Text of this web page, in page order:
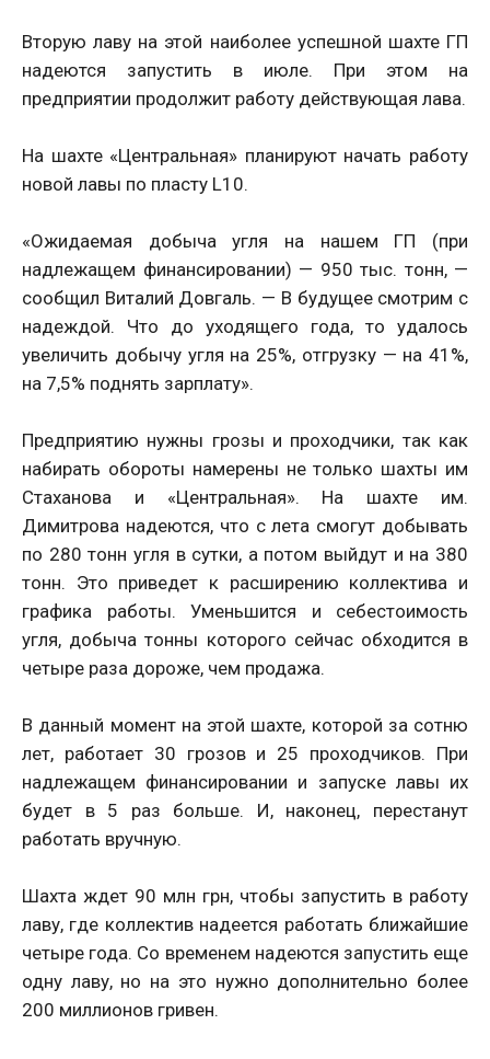
Вторую лаву на этой наиболее успешной шахте ГП
надеются запустить в июле. При этом на
предприятии продолжит работу действующая лава.
На шахте «Центральная» планируют начать работу
новой лавы по пласту L10.
«Ожидаемая добыча угля на нашем ГП (при
надлежащем финансировании) — 950 тыс. тонн, —
сообщил Виталий Довгаль. — В будущее смотрим с
надеждой. Что до уходящего года, то удалось
увеличить добычу угля на 25%, отгрузку — на 41%,
на 7,5% поднять зарплату».
Предприятию нужны грозы и проходчики, так как
набирать обороты намерены не только шахты им
Стаханова и «Центральная». На шахте им.
Димитрова надеются, что с лета смогут добывать
по 280 тонн угля в сутки, а потом выйдут и на 380
тонн. Это приведет к расширению коллектива и
графика работы. Уменьшится и себестоимость
угля, добыча тонны которого сейчас обходится в
четыре раза дороже, чем продажа.
В данный момент на этой шахте, которой за сотню
лет, работает 30 грозов и 25 проходчиков. При
надлежащем финансировании и запуске лавы их
будет в 5 раз больше. И, наконец, перестанут
работать вручную.
Шахта ждет 90 млн грн, чтобы запустить в работу
лаву, где коллектив надеется работать ближайшие
четыре года. Со временем надеются запустить еще
одну лаву, но на это нужно дополнительно более
200 миллионов гривен.